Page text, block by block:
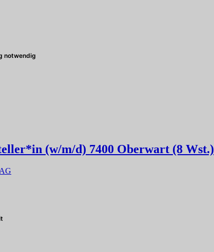
notwendig
(w/m/d) 7400 Oberwart (8 Wst.)